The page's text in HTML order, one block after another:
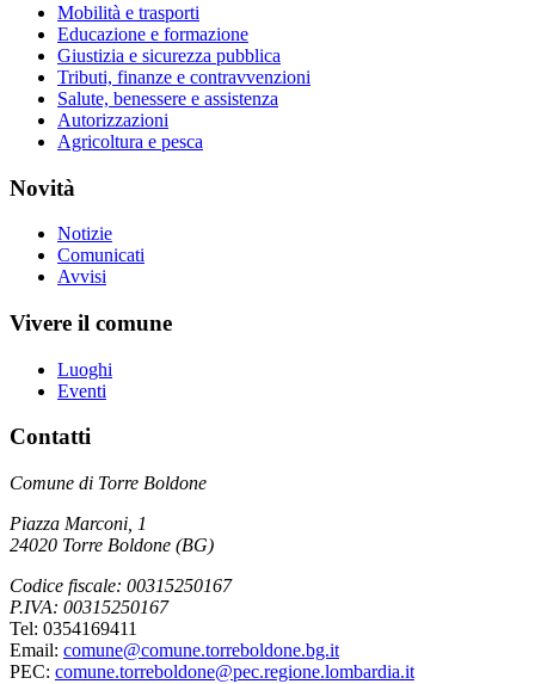
Mobilità e trasporti
Educazione e formazione
Giustizia e sicurezza pubblica
Tributi, finanze e contravvenzioni
Salute, benessere e assistenza
Autorizzazioni
Agricoltura e pesca
Novità
Notizie
Comunicati
Avvisi
Vivere il comune
Luoghi
Eventi
Contatti
Comune di Torre Boldone
Piazza Marconi, 1
24020 Torre Boldone (BG)
Codice fiscale: 00315250167
P.IVA: 00315250167
Tel: 0354169411
Email: comune@comune.torreboldone.bg.it
PEC: comune.torreboldone@pec.regione.lombardia.it